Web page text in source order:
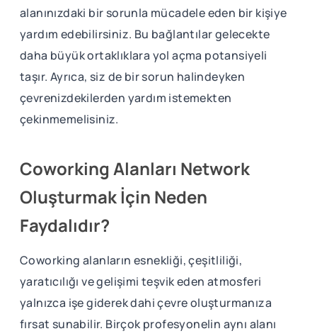
alanınızdaki bir sorunla mücadele eden bir kişiye
yardım edebilirsiniz. Bu bağlantılar gelecekte
daha büyük ortaklıklara yol açma potansiyeli
taşır. Ayrıca, siz de bir sorun halindeyken
çevrenizdekilerden yardım istemekten
çekinmemelisiniz.
Coworking Alanları Network
Oluşturmak İçin Neden
Faydalıdır?
Coworking alanların esnekliği, çeşitliliği,
yaratıcılığı ve gelişimi teşvik eden atmosferi
yalnızca işe giderek dahi çevre oluşturmanıza
fırsat sunabilir. Birçok profesyonelin aynı alanı